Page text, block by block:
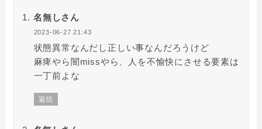
名無しさん
2023-06-27 21:43
状態異常なんだし正しい事なんだろうけど
麻痺やら闇missやら、人を不愉快にさせる要素は
一丁前よな
返信